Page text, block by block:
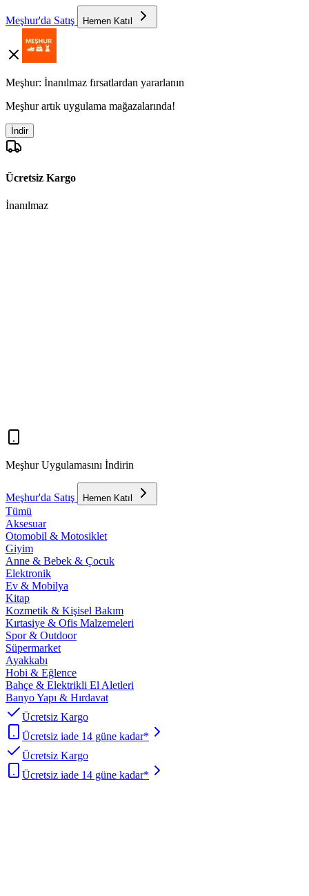
Meşhur'da Satış Hemen Katıl
Meşhur: İnanılmaz fırsatlardan yararlanın
Meşhur artık uygulama mağazalarında!
İndir
Ücretsiz Kargo
İnanılmaz
Meşhur Uygulamasını İndirin
Meşhur'da Satış Hemen Katıl
Tümü
Aksesuar
Otomobil & Motosiklet
Giyim
Anne & Bebek & Çocuk
Elektronik
Ev & Mobilya
Kitap
Kozmetik & Kişisel Bakım
Kırtasiye & Ofis Malzemeleri
Spor & Outdoor
Süpermarket
Ayakkabı
Hobi & Eğlence
Bahçe & Elektrikli El Aletleri
Banyo Yapı & Hırdavat
Ücretsiz Kargo
Ücretsiz iade 14 güne kadar*
Ücretsiz Kargo
Ücretsiz iade 14 güne kadar*